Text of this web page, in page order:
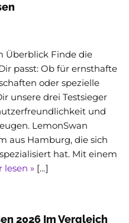
Überblick Finde die
passt: Ob für ernsthafte
oder spezielle
unsere drei Testsieger
und
LemonSwan
aus Hamburg, die sich
hat. Mit einem
lesen » […]
2026 Im Vergleich